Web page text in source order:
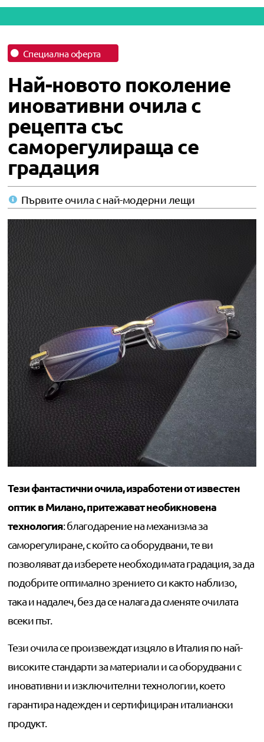
Специална оферта
Най-новото поколение
иновативни очила с
рецепта със
саморегулираща се
градация
Първите очила с най-модерни лещи
Тези фантастични очила, изработени от известен
оптик в Милано, притежават необикновена
технология: благодарение на механизма за
саморегулиране, с който са оборудвани, те ви
позволяват да изберете необходимата градация, за да
подобрите оптимално зрението си както наблизо,
така и надалеч, без да се налага да сменяте очилата
всеки път.
Тези очила се произвеждат изцяло в Италия по най-
високите стандарти за материали и са оборудвани с
иновативни и изключителни технологии, което
гарантира надежден и сертифициран италиански
продукт.